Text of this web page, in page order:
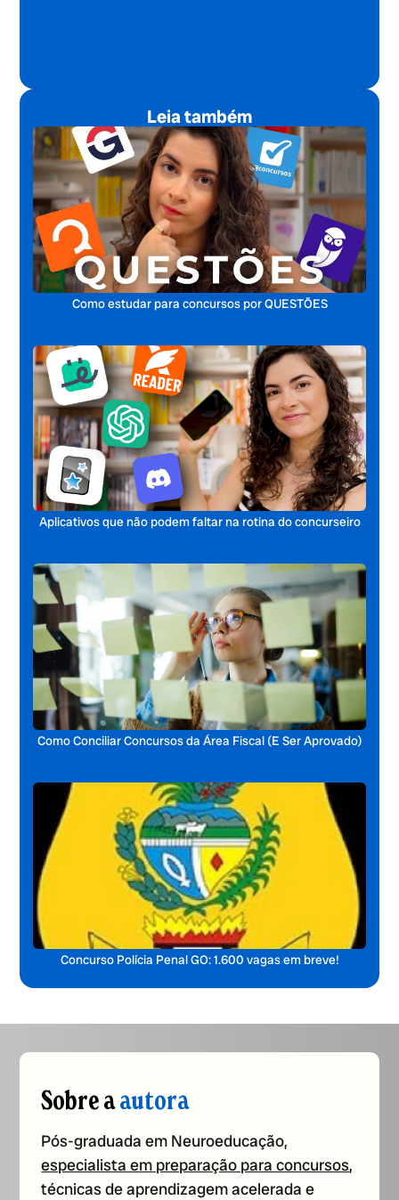
Leia também
Como estudar para concursos por QUESTÕES
Aplicativos que não podem faltar na rotina do concurseiro
Como Conciliar Concursos da Área Fiscal (E Ser Aprovado)
Concurso Polícia Penal GO: 1.600 vagas em breve!
Sobre aautora
Pós-graduada em Neuroeducação,
especialista em preparação para concursos,
técnicas de aprendizagem acelerada e